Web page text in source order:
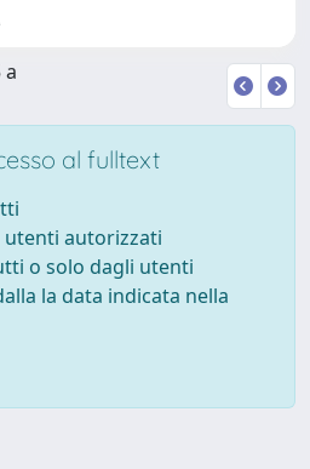
al fulltext
utenti autorizzati
o solo dagli utenti
la data indicata nella